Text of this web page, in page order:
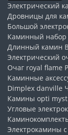
Электрический
Дровницы для
Большой
Каминный набор
Длинный камин
Электрический
Очаг royal flame
Каминные
Dimplex danville
Камины opti myst
Угловые
Электрокамины